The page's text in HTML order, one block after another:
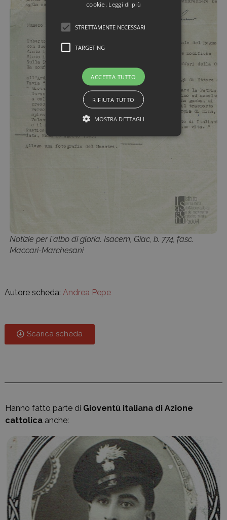
Notizie per l'albo di gloria. Isacem, Giac, b. 774, fasc.
Maccari-Marchesani
Autore scheda: Andrea Pepe
Scarica scheda
Hanno fatto parte di Gioventù italiana di Azione
cattolica anche:
cookie. Leggi di più
STRETTAMENTE NECESSARI
TARGETING
ACCETTA TUTTO
RIFIUTA TUTTO
MOSTRA DETTAGLI